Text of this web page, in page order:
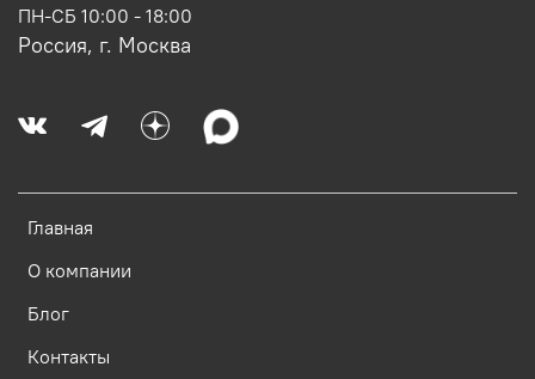
Главная
О компании
Блог
Контакты
ПН-СБ 10:00 - 18:00
Россия, г. Москва